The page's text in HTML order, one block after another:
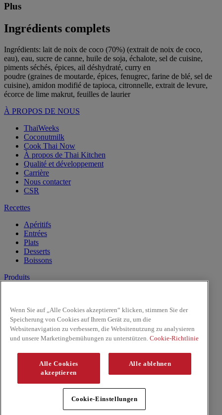
Plus
Ingrédients complets
Ingrédients: lait de noix de coco (70%) (extrait de noix de coco,
eau), eau, sucre de canne, huile de soja, échalote, sel de cuisine,
piments séchés, épices, ail déshydraté, curry en
poudre (graines de moutarde, épices, fenugrec, farine de blé, sel de
cuisine), amidon modifié de tapioca, citronnelle, extrait de levure,
écorce de lime makrut, feuilles de laurier
À PROPOS DE NOUS
ThaiWeeks
Coconutmilk
Cook Thai Now
À propos de Thai Kitchen
Qualité et développement
Carrière
Nous contacter
CSR
Recettes
Apéritifs
Entrées
Plats
Desserts
Boissons
Produits
Riz & Nouilles
Sauces prêtes à l'emploi
Sauces
Youtube
Copyright © 2026 ThaiKitchen (McCormick & Company, Inc).
Tous droits réservés
Règles de confidentialité
Politique relative aux cookies
Wenn Sie auf „Alle Cookies akzeptieren“ klicken, stimmen Sie der
Speicherung von Cookies auf Ihrem Gerät zu, um die
Websitenavigation zu verbessern, die Websitenutzung zu analysieren
und unsere Marketingbemühungen zu unterstützen. Cookie-Richtlinie
Alle Cookies
akzeptieren
Alle ablehnen
Cookie-Einstellungen